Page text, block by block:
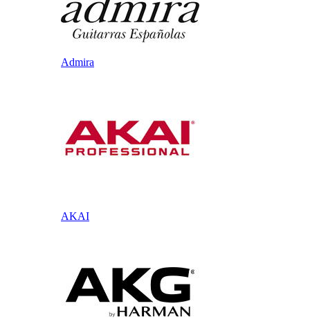
Admira
AKAI